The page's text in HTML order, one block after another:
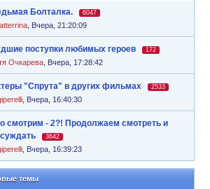
Болталка. 6047
Вчера, 21:20:09
поступки любимых героев 172
Очкарева Вчера, 17:28:42
"Спрута" в других фильмах 2533
Вчера, 16:40:30
смотрим - 2?! Продолжаем смотреть и
3642
Вчера, 16:39:23
темы